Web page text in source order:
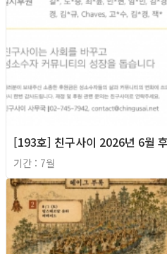
[193호] 친구사이 2026년 6월
기간 : 7월